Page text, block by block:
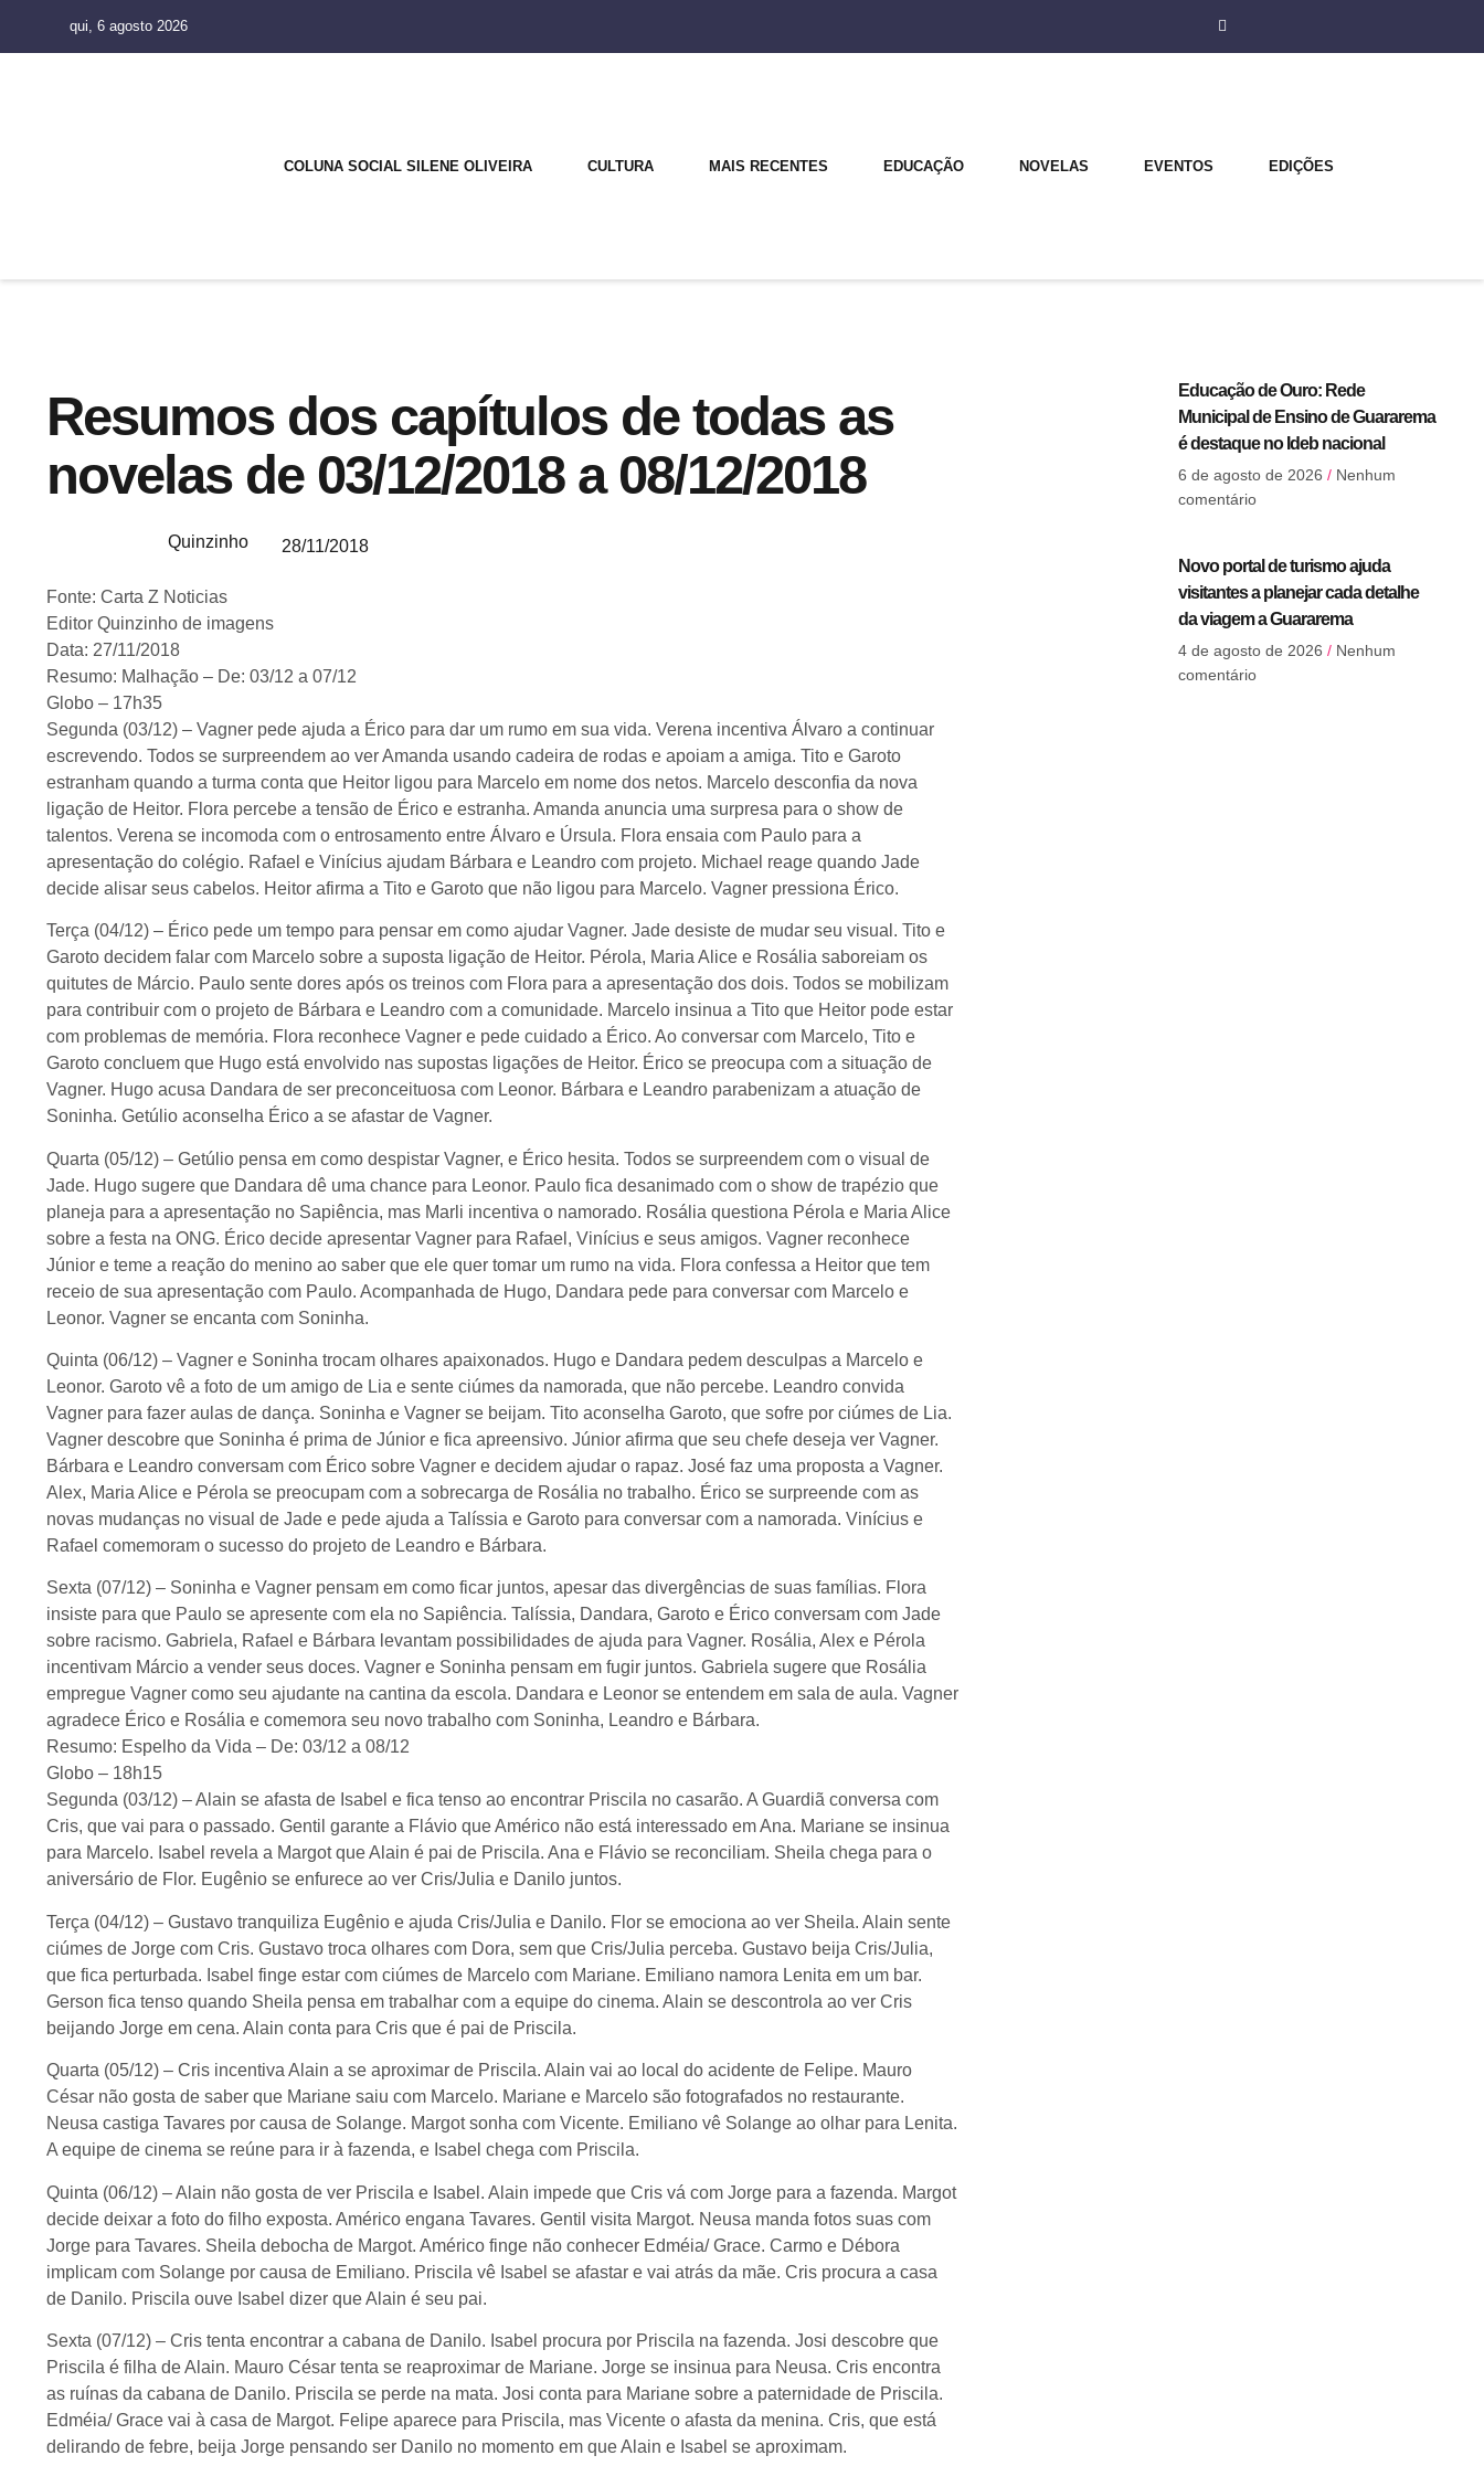
qui, 6 agosto 2026
COLUNA SOCIAL SILENE OLIVEIRA CULTURA MAIS RECENTES EDUCAÇÃO NOVELAS EVENTOS EDIÇÕES
Resumos dos capítulos de todas as
novelas de 03/12/2018 a 08/12/2018
Quinzinho 28/11/2018
Fonte: Carta Z Noticias
Editor Quinzinho de imagens
Data: 27/11/2018
Resumo: Malhação – De: 03/12 a 07/12
Globo – 17h35
Segunda (03/12) – Vagner pede ajuda a Érico para dar um rumo em sua vida. Verena incentiva Álvaro a continuar
escrevendo. Todos se surpreendem ao ver Amanda usando cadeira de rodas e apoiam a amiga. Tito e Garoto
estranham quando a turma conta que Heitor ligou para Marcelo em nome dos netos. Marcelo desconfia da nova
ligação de Heitor. Flora percebe a tensão de Érico e estranha. Amanda anuncia uma surpresa para o show de
talentos. Verena se incomoda com o entrosamento entre Álvaro e Úrsula. Flora ensaia com Paulo para a
apresentação do colégio. Rafael e Vinícius ajudam Bárbara e Leandro com projeto. Michael reage quando Jade
decide alisar seus cabelos. Heitor afirma a Tito e Garoto que não ligou para Marcelo. Vagner pressiona Érico.
Terça (04/12) – Érico pede um tempo para pensar em como ajudar Vagner. Jade desiste de mudar seu visual. Tito e
Garoto decidem falar com Marcelo sobre a suposta ligação de Heitor. Pérola, Maria Alice e Rosália saboreiam os
quitutes de Márcio. Paulo sente dores após os treinos com Flora para a apresentação dos dois. Todos se mobilizam
para contribuir com o projeto de Bárbara e Leandro com a comunidade. Marcelo insinua a Tito que Heitor pode estar
com problemas de memória. Flora reconhece Vagner e pede cuidado a Érico. Ao conversar com Marcelo, Tito e
Garoto concluem que Hugo está envolvido nas supostas ligações de Heitor. Érico se preocupa com a situação de
Vagner. Hugo acusa Dandara de ser preconceituosa com Leonor. Bárbara e Leandro parabenizam a atuação de
Soninha. Getúlio aconselha Érico a se afastar de Vagner.
Quarta (05/12) – Getúlio pensa em como despistar Vagner, e Érico hesita. Todos se surpreendem com o visual de
Jade. Hugo sugere que Dandara dê uma chance para Leonor. Paulo fica desanimado com o show de trapézio que
planeja para a apresentação no Sapiência, mas Marli incentiva o namorado. Rosália questiona Pérola e Maria Alice
sobre a festa na ONG. Érico decide apresentar Vagner para Rafael, Vinícius e seus amigos. Vagner reconhece
Júnior e teme a reação do menino ao saber que ele quer tomar um rumo na vida. Flora confessa a Heitor que tem
receio de sua apresentação com Paulo. Acompanhada de Hugo, Dandara pede para conversar com Marcelo e
Leonor. Vagner se encanta com Soninha.
Quinta (06/12) – Vagner e Soninha trocam olhares apaixonados. Hugo e Dandara pedem desculpas a Marcelo e
Leonor. Garoto vê a foto de um amigo de Lia e sente ciúmes da namorada, que não percebe. Leandro convida
Vagner para fazer aulas de dança. Soninha e Vagner se beijam. Tito aconselha Garoto, que sofre por ciúmes de Lia.
Vagner descobre que Soninha é prima de Júnior e fica apreensivo. Júnior afirma que seu chefe deseja ver Vagner.
Bárbara e Leandro conversam com Érico sobre Vagner e decidem ajudar o rapaz. José faz uma proposta a Vagner.
Alex, Maria Alice e Pérola se preocupam com a sobrecarga de Rosália no trabalho. Érico se surpreende com as
novas mudanças no visual de Jade e pede ajuda a Talíssia e Garoto para conversar com a namorada. Vinícius e
Rafael comemoram o sucesso do projeto de Leandro e Bárbara.
Sexta (07/12) – Soninha e Vagner pensam em como ficar juntos, apesar das divergências de suas famílias. Flora
insiste para que Paulo se apresente com ela no Sapiência. Talíssia, Dandara, Garoto e Érico conversam com Jade
sobre racismo. Gabriela, Rafael e Bárbara levantam possibilidades de ajuda para Vagner. Rosália, Alex e Pérola
incentivam Márcio a vender seus doces. Vagner e Soninha pensam em fugir juntos. Gabriela sugere que Rosália
empregue Vagner como seu ajudante na cantina da escola. Dandara e Leonor se entendem em sala de aula. Vagner
agradece Érico e Rosália e comemora seu novo trabalho com Soninha, Leandro e Bárbara.
Resumo: Espelho da Vida – De: 03/12 a 08/12
Globo – 18h15
Segunda (03/12) – Alain se afasta de Isabel e fica tenso ao encontrar Priscila no casarão. A Guardiã conversa com
Cris, que vai para o passado. Gentil garante a Flávio que Américo não está interessado em Ana. Mariane se insinua
para Marcelo. Isabel revela a Margot que Alain é pai de Priscila. Ana e Flávio se reconciliam. Sheila chega para o
aniversário de Flor. Eugênio se enfurece ao ver Cris/Julia e Danilo juntos.
Terça (04/12) – Gustavo tranquiliza Eugênio e ajuda Cris/Julia e Danilo. Flor se emociona ao ver Sheila. Alain sente
ciúmes de Jorge com Cris. Gustavo troca olhares com Dora, sem que Cris/Julia perceba. Gustavo beija Cris/Julia,
que fica perturbada. Isabel finge estar com ciúmes de Marcelo com Mariane. Emiliano namora Lenita em um bar.
Gerson fica tenso quando Sheila pensa em trabalhar com a equipe do cinema. Alain se descontrola ao ver Cris
beijando Jorge em cena. Alain conta para Cris que é pai de Priscila.
Quarta (05/12) – Cris incentiva Alain a se aproximar de Priscila. Alain vai ao local do acidente de Felipe. Mauro
César não gosta de saber que Mariane saiu com Marcelo. Mariane e Marcelo são fotografados no restaurante.
Neusa castiga Tavares por causa de Solange. Margot sonha com Vicente. Emiliano vê Solange ao olhar para Lenita.
A equipe de cinema se reúne para ir à fazenda, e Isabel chega com Priscila.
Quinta (06/12) – Alain não gosta de ver Priscila e Isabel. Alain impede que Cris vá com Jorge para a fazenda. Margot
decide deixar a foto do filho exposta. Américo engana Tavares. Gentil visita Margot. Neusa manda fotos suas com
Jorge para Tavares. Sheila debocha de Margot. Américo finge não conhecer Edméia/ Grace. Carmo e Débora
implicam com Solange por causa de Emiliano. Priscila vê Isabel se afastar e vai atrás da mãe. Cris procura a casa
de Danilo. Priscila ouve Isabel dizer que Alain é seu pai.
Sexta (07/12) – Cris tenta encontrar a cabana de Danilo. Isabel procura por Priscila na fazenda. Josi descobre que
Priscila é filha de Alain. Mauro César tenta se reaproximar de Mariane. Jorge se insinua para Neusa. Cris encontra
as ruínas da cabana de Danilo. Priscila se perde na mata. Josi conta para Mariane sobre a paternidade de Priscila.
Edméia/ Grace vai à casa de Margot. Felipe aparece para Priscila, mas Vicente o afasta da menina. Cris, que está
delirando de febre, beija Jorge pensando ser Danilo no momento em que Alain e Isabel se aproximam.
Educação de Ouro: Rede
Municipal de Ensino de Guararema
é destaque no Ideb nacional
6 de agosto de 2026 Nenhum
comentário
Novo portal de turismo ajuda
visitantes a planejar cada detalhe
da viagem a Guararema
4 de agosto de 2026 Nenhum
comentário